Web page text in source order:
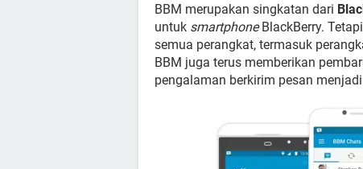
BBM merupakan singkatan dari
untuk smartphoneBlackBerry.
semua perangkat, termasuk
BBM juga terus memberikan
pengalaman berkirim pesan